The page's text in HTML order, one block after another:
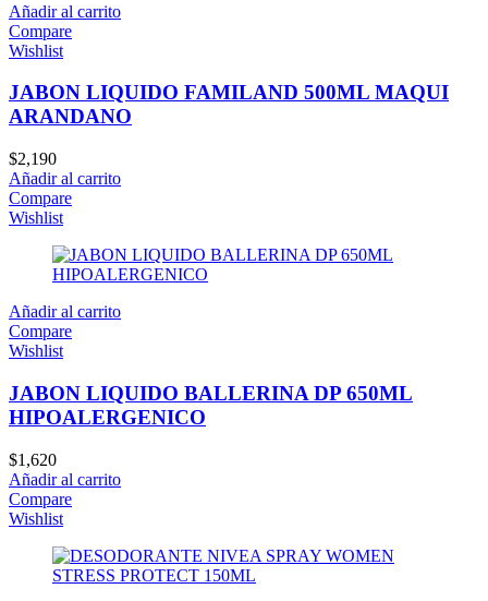
Añadir al carrito
Compare
Wishlist
JABON LIQUIDO FAMILAND 500ML MAQUI
ARANDANO
$2,190
Añadir al carrito
Compare
Wishlist
Añadir al carrito
Compare
Wishlist
JABON LIQUIDO BALLERINA DP 650ML
HIPOALERGENICO
$1,620
Añadir al carrito
Compare
Wishlist